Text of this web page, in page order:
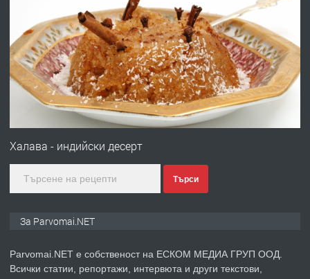
ПРЕДЛАГА
Първи поход "По стъпките на Ангел
Войвода"
преди 1 година
Монтажник на малки детайли за
преди 1 година
Халава - индийски десерт
Търси
За Parvomai.NET
Parvomai.NET е собственост на ЕСКОМ МЕДИА ГРУП ООД.
Всички статии, репортажи, интервюта и други текстови,